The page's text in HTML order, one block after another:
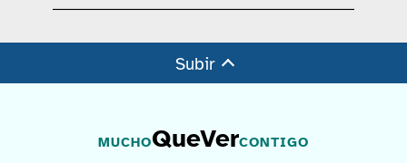
Subir
MUCHOQueVerCONTIGO